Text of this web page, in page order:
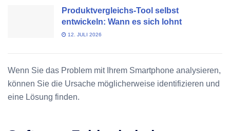
Produktvergleichs-Tool selbst
entwickeln: Wann es sich lohnt
12. JULI 2026
Wenn Sie das Problem mit Ihrem Smartphone analysieren,
können Sie die Ursache möglicherweise identifizieren und
eine Lösung finden.